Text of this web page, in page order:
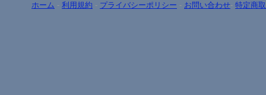
ホーム - 利用規約 - プライバシーポリシー - お問い合わせ- 特定商